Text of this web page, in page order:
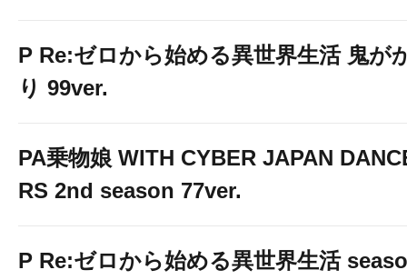
P Re:ゼロから始める異世界生活 鬼が
り 99ver.
PA乗物娘 WITH CYBER JAPAN
RS 2nd season 77ver.
P Re:ゼロから始める異世界生活